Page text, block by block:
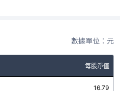
數據單位：元
每股淨值
16.79